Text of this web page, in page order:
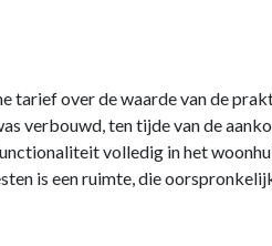
tarief over de waarde van de
verbouwd, ten tijde van de
volledig in het
is een ruimte, die